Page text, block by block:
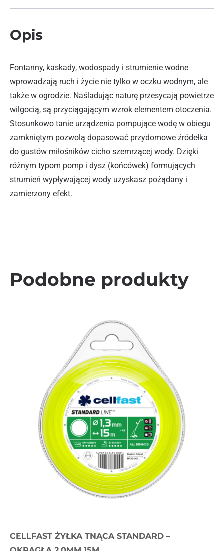
Opis
Fontanny, kaskady, wodospady i strumienie wodne
wprowadzają ruch i życie nie tylko w oczku wodnym, ale
także w ogrodzie. Naśladując naturę przesycają powietrze
wilgocią, są przyciągającym wzrok elementem otoczenia.
Stosunkowo tanie urządzenia pompujące wodę w obiegu
zamkniętym pozwolą dopasować przydomowe źródełka
do gustów miłośników cicho szemrzącej wody. Dzięki
różnym typom pomp i dysz (końcówek) formujących
strumień wypływającej wody uzyskasz pożądany i
zamierzony efekt.
Podobne produkty
CELLFAST ŻYŁKA TNĄCA STANDARD –